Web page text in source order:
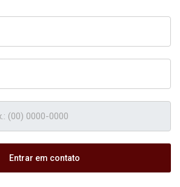
Entrar em contato